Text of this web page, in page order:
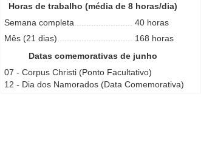
Horas de trabalho (média de 8 horas/dia)
Semana completa
40 horas
Mês (21 dias)
168 horas
Datas comemorativas de junho
07 - Corpus Christi (Ponto Facultativo)
12 - Dia dos Namorados (Data Comemorativa)